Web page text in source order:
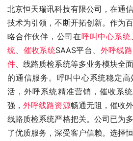
北京恒天瑞讯科技有限公司，在通
技术为引领，不断开拓创新。作为
略合作伙伴，公司在呼叫中心系统
统、 催收系统SAAS平台、 外呼线路
件、线路质检系统等多业务模块全
的通信服务。呼叫中心系统稳定
活，外呼系统精准营销，催收系
强，外呼线路资源畅通无阻，催收
线路质检系统严格把关。公司已为
了优质服务，深受客户信赖。选择